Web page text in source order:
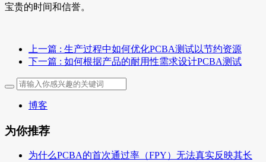
宝贵的时间和信誉。
上一篇 : 生产过程中如何优化PCBA测试以节约资源
下一篇 : 如何根据产品的耐用性需求设计PCBA测试
博客
为你推荐
为什么PCBA的首次通过率（FPY）无法真实反映其长